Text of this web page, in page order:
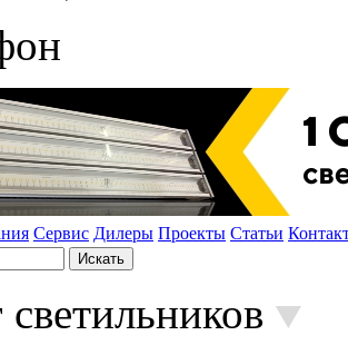
Сервис Дилеры Проекты Статьи
светильников